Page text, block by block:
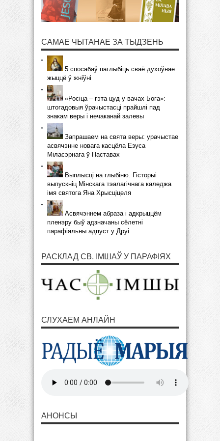
САМАЕ ЧЫТАНАЕ ЗА ТЫДЗЕНЬ
5 спосабаў паглыбіць сваё духоўнае
жыццё ў жніўні
«Росіца – гэта цуд у вачах Бога»:
штогадовыя ўрачыстасці прайшлі пад
знакам веры і нечаканай залевы
Запрашаем на свята веры: урачыстае
асвячэнне новага касцёла Езуса
Міласэрнага ў Паставах
Выплысці на глыбіню. Гісторыі
выпускніц Мінскага тэалагічнага каледжа
імя святога Яна Хрысціцеля
Асвячэннем абраза і адкрыццём
пленэру быў адзначаны сёлетні
парафіяльны адпуст у Друі
РАСКЛАД СВ. ІМШАЎ У ПАРАФІЯХ
СЛУХАЕМ АНЛАЙН
АНОНСЫ